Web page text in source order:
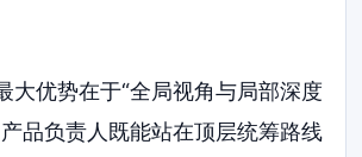
大优势在于“全局视角与局部深度
品负责人既能站在顶层统筹路线